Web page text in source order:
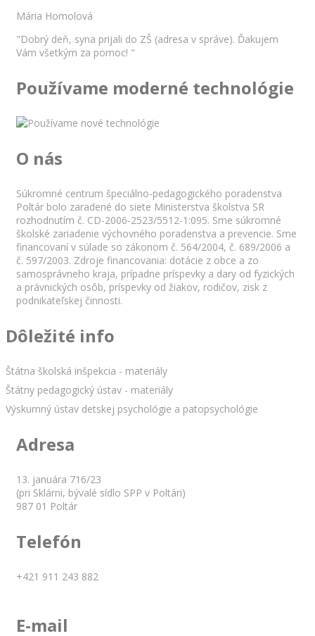
Mária Homolová
"Dobrý deň, syna prijali do ZŠ (adresa v správe). Ďakujem
Vám všetkým za pomoc! "
Používame moderné technológie
O nás
Súkromné centrum špeciálno-pedagogického poradenstva
Poltár bolo zaradené do siete Ministerstva školstva SR
rozhodnutím č. CD-2006-2523/5512-1:095. Sme súkromné
školské zariadenie výchovného poradenstva a prevencie. Sme
financovaní v súlade so zákonom č. 564/2004, č. 689/2006 a
č. 597/2003. Zdroje financovania: dotácie z obce a zo
samosprávneho kraja, prípadne príspevky a dary od fyzických
a právnických osôb, príspevky od žiakov, rodičov, zisk z
podnikateľskej činnosti.
Dôležité info
Štátna školská inšpekcia - materiály
Štátny pedagogický ústav - materiály
Výskumný ústav detskej psychológie a patopsychológie
Adresa
13. januára 716/23
(pri Sklárni, bývalé sídlo SPP v Poltári)
987 01 Poltár
Telefón
+421 911 243 882
E-mail